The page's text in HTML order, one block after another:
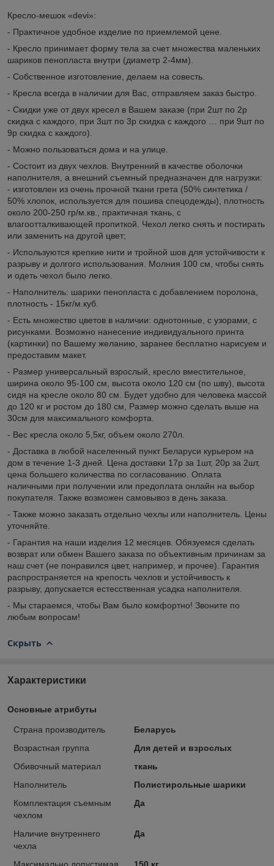
Кресло-мешок «devi»:
- Практичное удобное изделие по приемлемой цене.
- Кресло принимает форму тела за счет множества маленьких
шариков пенопласта внутри (диаметр 2-4мм).
- Собственное изготовление, делаем на совесть.
- Кресла всегда в наличии для Вас, отправляем заказ быстро.
- Скидки уже от двух кресел в Вашем заказе (при 2шт по 2р
скидка с каждого, при 3шт по 3р скидка с каждого … при 9шт по
9р скидка с каждого).
- Можно пользоваться дома и на улице.
- Состоит из двух чехлов. Внутренний в качестве оболочки
наполнителя, а внешний съемный предназначен для нагрузки:
- изготовлен из очень прочной ткани грета (50% синтетика /
50% хлопок, используется для пошива спецодежды), плотность
около 200-250 гр/м.кв., практичная ткань, с
влагоотталкивающей пропиткой. Чехол легко снять и постирать
или заменить на другой цвет;
- Используются крепкие нити и тройной шов для устойчивости к
разрыву и долгого использования. Молния 100 см, чтобы снять
и одеть чехол было легко.
- Наполнитель: шарики пенопласта с добавлением поролона,
плотность - 15кг/м.куб.
- Есть множество цветов в наличии: однотонные, с узорами, с
рисунками. Возможно нанесение индивидуального принта
(картинки) по Вашему желанию, заранее бесплатно нарисуем и
предоставим макет.
- Размер универсальный взрослый, кресло вместительное,
ширина около 95-100 см, высота около 120 см (по шву), высота
сидя на кресле около 80 см. Будет удобно для человека массой
до 120 кг и ростом до 180 см, Размер можно сделать выше на
30см для максимального комфорта.
- Вес кресла около 5,5кг, объем около 270л.
- Доставка в любой населенный пункт Беларуси курьером на
дом в течение 1-3 дней. Цена доставки 17р за 1шт, 20р за 2шт,
цена большего количества по согласованию. Оплата
наличными при получении или предоплата онлайн на выбор
покупателя. Также возможен самовывоз в день заказа.
- Также можно заказать отдельно чехлы или наполнитель. Цены
уточняйте.
- Гарантия на наши изделия 12 месяцев. Обязуемся сделать
возврат или обмен Вашего заказа по объективным причинам за
наш счет (не понравился цвет, например, и прочее). Гарантия
распространяется на крепость чехлов и устойчивость к
разрыву, допускается естесственная усадка наполнителя.
- Мы стараемся, чтобы Вам было комфортно! Звоните по
любым вопросам!
Скрыть
Характеристики
Основные атрибуты
Страна производитель
Беларусь
Возрастная группа
Для детей и взрослых
Обивочный материал
ткань
Наполнитель
Полистирольные шарики
Комплектация съемным
чехлом
Да
Наличие внутреннего
чехла
Да
Максимально допустимая 150 кг